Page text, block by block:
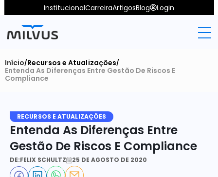
InstitucionalCarreiraArtigosBlog Login
Início/Recursos e Atualizações/
Entenda As Diferenças Entre Gestão De Riscos E
Compliance
RECURSOS E ATUALIZAÇÕES
Entenda As Diferenças Entre
Gestão De Riscos E Compliance
DE:FELIX SCHULTZ 25 DE AGOSTO DE 2020